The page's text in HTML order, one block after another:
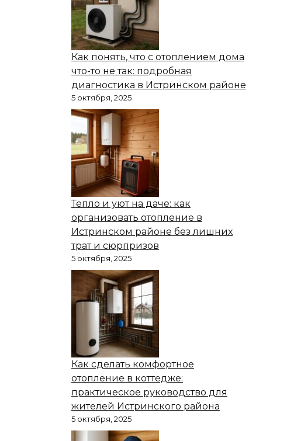
Как понять, что с отоплением дома
что-то не так: подробная
диагностика в Истринском районе
5 октября, 2025
Тепло и уют на даче: как
организовать отопление в
Истринском районе без лишних
трат и сюрпризов
5 октября, 2025
Как сделать комфортное
отопление в коттедже:
практическое руководство для
жителей Истринского района
5 октября, 2025